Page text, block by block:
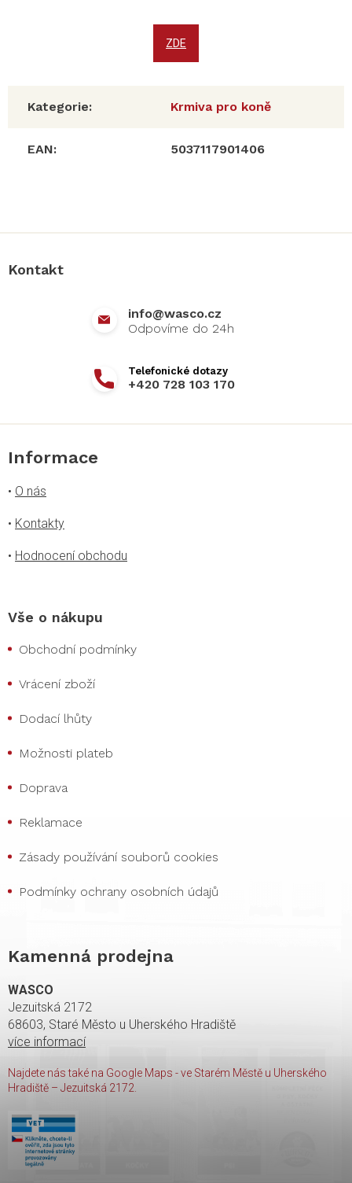
ZDE
Kategorie: Krmiva pro koně
EAN: 5037117901406
Kontakt
info@wasco.cz
+420 728 103 170
Informace
• O nás
• Kontakty
• Hodnocení obchodu
Vše o nákupu
Obchodní podmínky
Vrácení zboží
Dodací lhůty
Možnosti plateb
Doprava
Reklamace
Zásady používání souborů cookies
Podmínky ochrany osobních údajů
Kamenná prodejna
WASCO
Jezuitská 2172
68603, Staré Město u Uherského Hradiště
více informací
Najdete nás také na Google Maps - ve Starém Městě u Uherského
Hradiště – Jezuitská 2172.